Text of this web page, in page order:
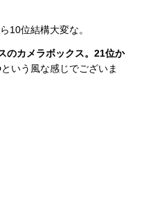
10位結構大変な。
のカメラボックス。21位か
という風な感じでございま